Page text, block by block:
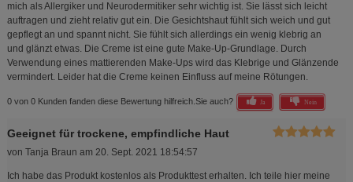
mich als Allergiker und Neurodermitiker sehr wichtig ist. Sie lässt sich leicht
auftragen und zieht relativ gut ein. Die Gesichtshaut fühlt sich weich und gut
gepflegt an und spannt nicht. Sie fühlt sich allerdings ein wenig klebrig an
und glänzt etwas. Die Creme ist eine gute Make-Up-Grundlage. Durch
Verwendung eines mattierenden Make-Ups wird das Klebrige und Glänzende
vermindert. Leider hat die Creme keinen Einfluss auf meine Rötungen.
0 von 0 Kunden fanden diese Bewertung hilfreich. Sie auch? Ja Nein
Geeignet für trockene, empfindliche Haut
von Tanja Braun am 20. Sept. 2021 18:54:57
Ich habe das Produkt kostenlos als Produkttest erhalten. Ich teile hier meine